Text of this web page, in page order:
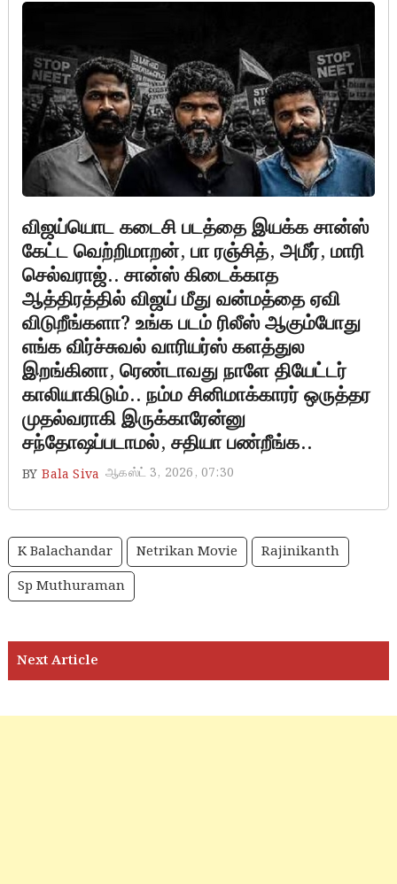
விஜய்யொட கடைசி படத்தை இயக்க சான்ஸ்
கேட்ட வெற்றிமாறன், பா ரஞ்சித், அமீர், மாரி
செல்வராஜ்.. சான்ஸ் கிடைக்காத
ஆத்திரத்தில் விஜய் மீது வன்மத்தை ஏவி
விடுறீங்களா? உங்க படம் ரிலீஸ் ஆகும்போது
எங்க விர்ச்சுவல் வாரியர்ஸ் களத்துல
இறங்கினா, ரெண்டாவது நாளே தியேட்டர்
காலியாகிடும்.. நம்ம சினிமாக்காரர் ஒருத்தர
முதல்வராகி இருக்காரேன்னு
சந்தோஷப்படாமல், சதியா பண்றீங்க..
BY Bala Siva ஆகஸ்ட் 3, 2026, 07:30
K Balachandar Netrikan Movie
Rajinikanth
Sp Muthuraman